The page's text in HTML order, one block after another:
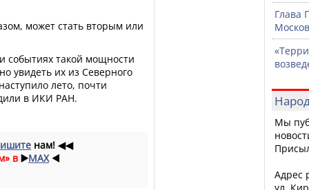
может стать вторым или
событиях такой мощности
увидеть их из Северного
лето, почти
в ИКИ РАН.
нам! ◀◀
в ▶️MAX ◀️
Глава
Мы
Адрес